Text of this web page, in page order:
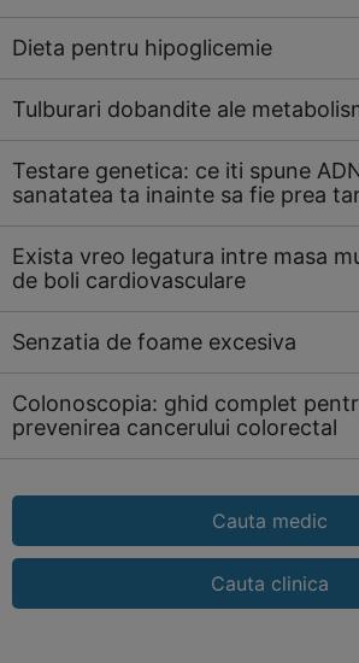
Dieta pentru hipoglicemie
Tulburari dobandite ale
Testare genetica: ce iti spune
sanatatea ta inainte sa fie prea
Exista vreo legatura intre masa
de boli cardiovasculare
Senzatia de foame excesiva
Colonoscopia: ghid complet
prevenirea cancerului colorectal
Cauta medic
Cauta clinica